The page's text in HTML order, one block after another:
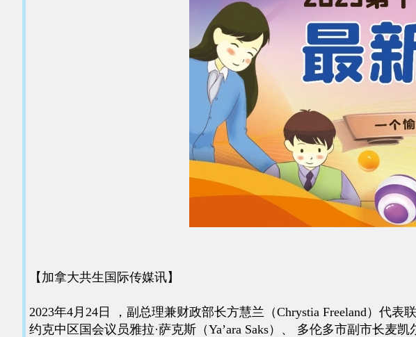
【加拿大共生国际传媒讯】
2023年4月24日 ，副总理兼财政部长方慧兰（Chrystia Freeland）代
约克中区国会议员雅拉·萨克斯（Ya’ara Saks）、 多伦多市副市长麦